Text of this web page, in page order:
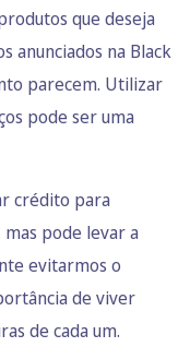
que deseja
anunciados na Black
parecem. Utilizar
pode ser uma
crédito para
pode levar a
evitarmos o
de viver
de cada um.